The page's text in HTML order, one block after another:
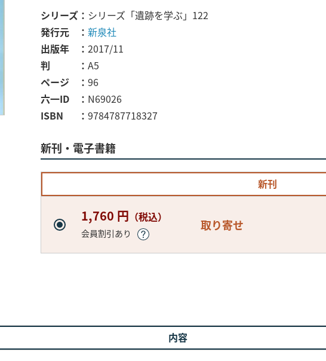
シリーズ
シリーズ「遺跡を学ぶ」122
発行元
新泉社
出版年
2017/11
判
A5
ページ
96
六一ID
N69026
ISBN
9784787718327
新刊・電子書籍
新刊
1,760 円 （税込）
会員割引あり
取り寄せ
内容